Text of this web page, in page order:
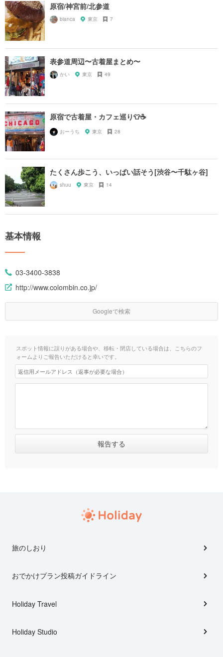
原宿/神宮前/北参道
bianca 東京 7
表参道周辺〜古着屋まとめ〜
かい 東京 49
原宿で古着屋・カフェ巡り👕☕️
おーうち 東京 28
たくさん歩こう、いっぱい話そう[渋谷〜千駄ヶ谷]
shuu 東京 14
基本情報
03-3400-3838
http://www.colombin.co.jp/
Googleで検索
スポット情報に誤りがある場合や、移転・閉店している場合は、こちらのフ
ォームよりご報告いただけると幸いです。
旅のしおり
おでかけプラン投稿ガイドライン
Holiday Travel
Holiday Studio